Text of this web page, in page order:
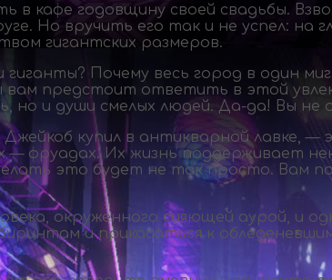
в кафе годовщину своей свадьбы.
Но вручить его так и не успел: на
гигантских размеров.
гиганты? Почему весь город в один
предстоит ответить в этой
но и души смелых людей. Да-да! Вы не
купил в антикварной лавке,
— фруадах. Их жизнь поддерживает
это будет не так просто. Вам
окруженного сияющей аурой, и
и прикасаться к